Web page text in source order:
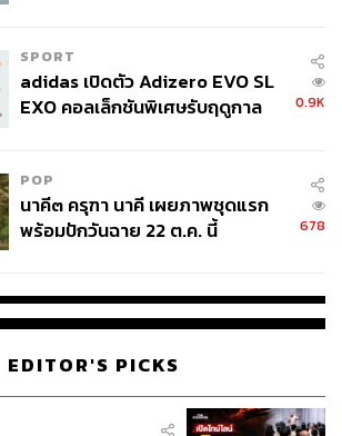
SPORT
adidas เปิดตัว Adizero EVO SL
EXO คอลเล็กชันพิเศษรับฤดูกาล
0.9K
POP
นาคี๓ ครุฑา นาคี เผยภาพชุดแรก
พร้อมปักวันฉาย 22 ต.ค. นี้
678
EDITOR'S PICKS